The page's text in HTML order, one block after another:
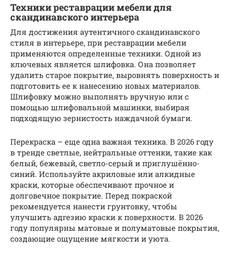
Техники реставрации мебели для
скандинавского интерьера
Для достижения аутентичного скандинавского
стиля в интерьере, при реставрации мебели
применяются определенные техники. Одной из
ключевых является шлифовка. Она позволяет
удалить старое покрытие, выровнять поверхность и
подготовить ее к нанесению новых материалов.
Шлифовку можно выполнять вручную или с
помощью шлифовальной машинки, выбирая
подходящую зернистость наждачной бумаги.
Перекраска – еще одна важная техника. В 2026 году
в тренде светлые, нейтральные оттенки, такие как
белый, бежевый, светло-серый и приглушённо-
синий. Используйте акриловые или алкидные
краски, которые обеспечивают прочное и
долговечное покрытие. Перед покраской
рекомендуется нанести грунтовку, чтобы
улучшить адгезию краски к поверхности. В 2026
году популярны матовые и полуматовые покрытия,
создающие ощущение мягкости и уюта.